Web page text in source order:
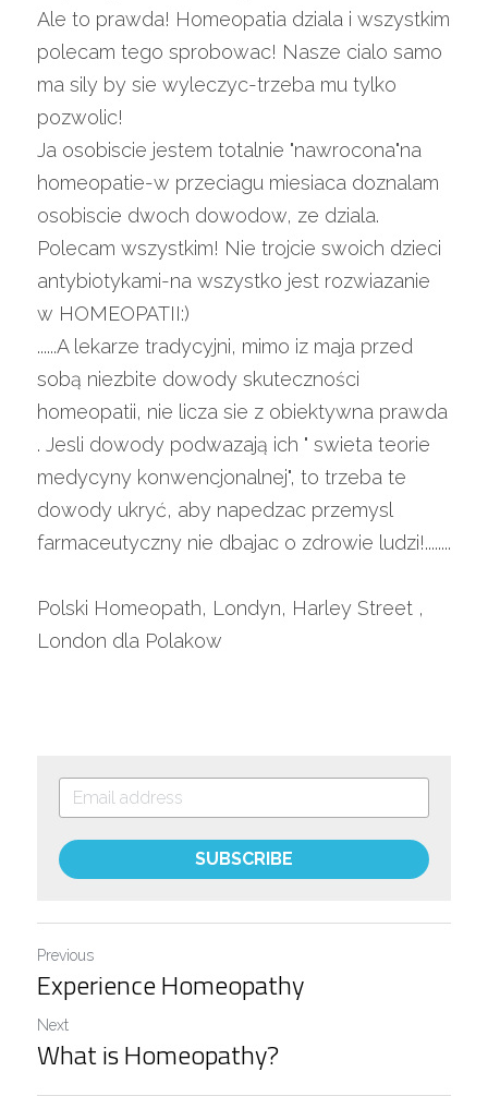
Ale to prawda! Homeopatia dziala i wszystkim
polecam tego sprobowac! Nasze cialo samo
ma sily by sie wyleczyc-trzeba mu tylko
pozwolic!
Ja osobiscie jestem totalnie "nawrocona"na
homeopatie-w przeciagu miesiaca doznalam
osobiscie dwoch dowodow, ze dziala.
Polecam wszystkim! Nie trojcie swoich dzieci
antybiotykami-na wszystko jest rozwiazanie
w HOMEOPATII:)
......A lekarze tradycyjni, mimo iz maja przed
sobą niezbite dowody skuteczności
homeopatii, nie licza sie z obiektywna prawda
. Jesli dowody podwazają ich " swieta teorie
medycyny konwencjonalnej", to trzeba te
dowody ukryć, aby napedzac przemysl
farmaceutyczny nie dbajac o zdrowie ludzi!........
Polski Homeopath, Londyn, Harley Street ,
London dla Polakow
SUBSCRIBE
Previous
Experience Homeopathy
Next
What is Homeopathy?